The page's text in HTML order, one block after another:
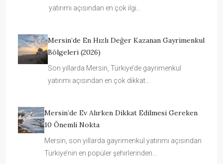
yatırımı açısından en çok ilgi…
Mersin’de En Hızlı Değer Kazanan Gayrimenkul
Bölgeleri (2026)
Son yıllarda Mersin, Türkiye’de gayrimenkul
yatırımı açısından en çok dikkat…
Mersin’de Ev Alırken Dikkat Edilmesi Gereken
10 Önemli Nokta
Mersin, son yıllarda gayrimenkul yatırımı açısından
Türkiye’nin en popüler şehirlerinden…